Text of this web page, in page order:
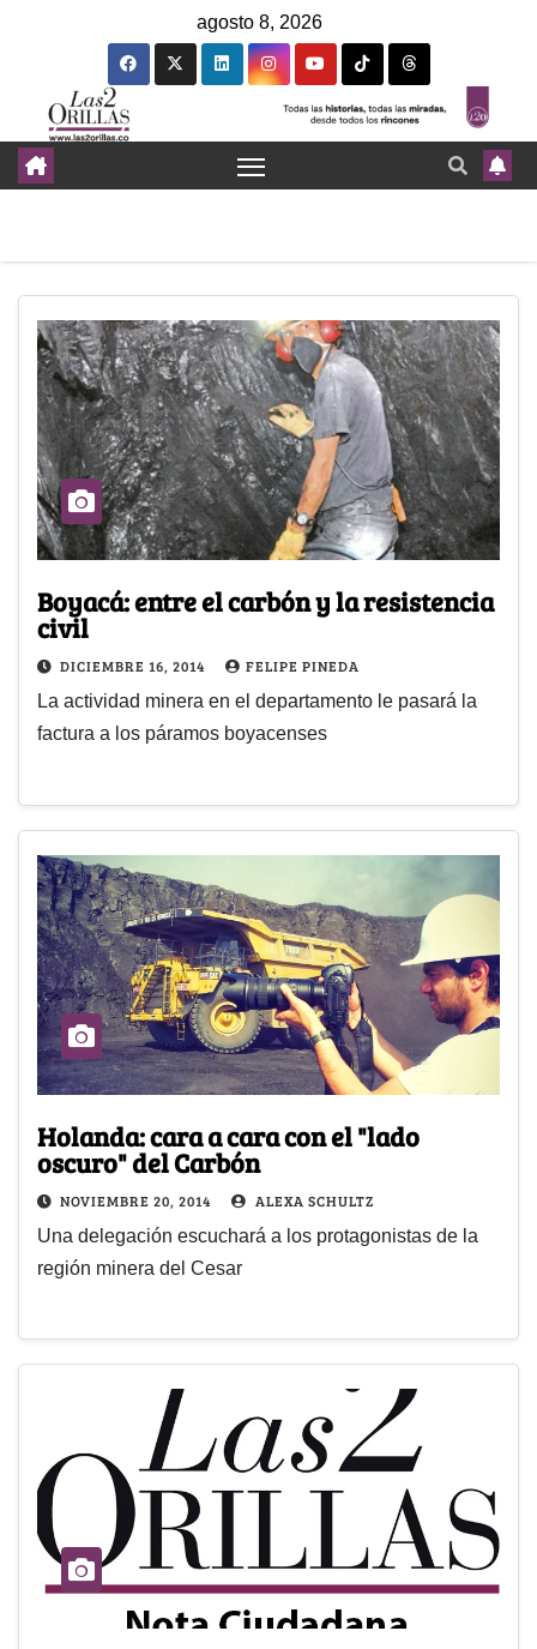
agosto 8, 2026
Boyacá: entre el carbón y la resistencia
civil
DICIEMBRE 16, 2014 FELIPE PINEDA
La actividad minera en el departamento le pasará la
factura a los páramos boyacenses
Holanda: cara a cara con el "lado
oscuro" del Carbón
NOVIEMBRE 20, 2014 ALEXA SCHULTZ
Una delegación escuchará a los protagonistas de la
región minera del Cesar